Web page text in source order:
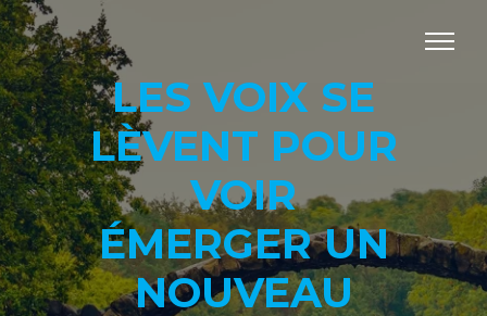
LES VOIX SE
LÈVENT POUR
VOIR
ÉMERGER UN
NOUVEAU